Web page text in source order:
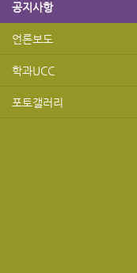
공지사항
언론보도
학과UCC
포토갤러리